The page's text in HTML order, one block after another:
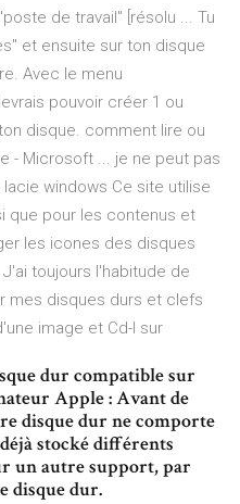
de travail" [résolu ... Tu
et ensuite sur ton disque
Avec le menu
pouvoir créer 1 ou
disque. comment lire ou
- Microsoft ... je ne peut pas
windows Ce site utilise
que pour les contenus et
les icones des disques
J'ai toujours l'habitude de
mes disques durs et clefs
image et Cd-I sur
dur compatible sur
Apple : Avant de
disque dur ne comporte
stocké différents
un autre support, par
disque dur.